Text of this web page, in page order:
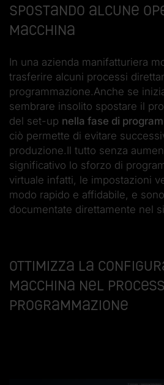
spostando alcune
macchina
In una azienda manifatturiera
trasferire alcuni processi
programmazione.Anche se
sembrare insolito spostare il
del set-up nella fase di
ciò permette di evitare
produzione.Il tutto senza
significativo lo sforzo di
virtuale infatti, le impostazioni
modo rapido e affidabile, e
documentate direttamente nel
Ottimizza la
macchina nel
programmazione